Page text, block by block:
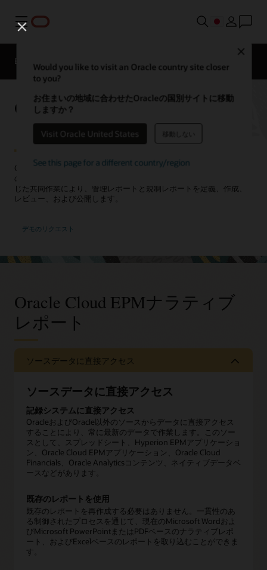
メニュー
Would you like to visit an Oracle country site closer
to you?
お住まいの地域に合わせたOracleの国別サイトに移動
しますか？
Visit Oracle United States 移動しない
See this page for a different country/region
EPM製品
Oracle Cloud EPMナラティブ
レポート
Oracle Cloud EPM Narrative Reportingを使用して、内部および外部
のレポートのニーズに対応します。レポート作成プロセス全体を通
じた共同作業により、管理レポートと規制レポートを定義、作成、
レビュー、および公開します。
デモのリクエスト
Oracle Cloud EPMナラティブ
レポート
ソースデータに直接アクセス
ソースデータに直接アクセス
記録システムに直接アクセス
OracleおよびOracle以外のソースからデータに直接アクセス
することにより、常に最新のデータで作業します。このソー
スとして、スプレッドシート、Hyperion EPMアプリケーショ
ン、Oracle Cloud EPMアプリケーション、Oracle Cloud
Financials、Oracle Analyticsコンテンツ、ネイティブデータベ
ースなどがあります。
既存のレポートを使用
既存のレポートを再作成する必要はありません。一貫性のあ
る制御されたプロセスを通じて、現在のMicrosoft Wordおよ
びMicrosoft PowerPointまたはPDFベースのナラティブレポ
ート、およびExcelベースのレポートを取り込むことができま
す。